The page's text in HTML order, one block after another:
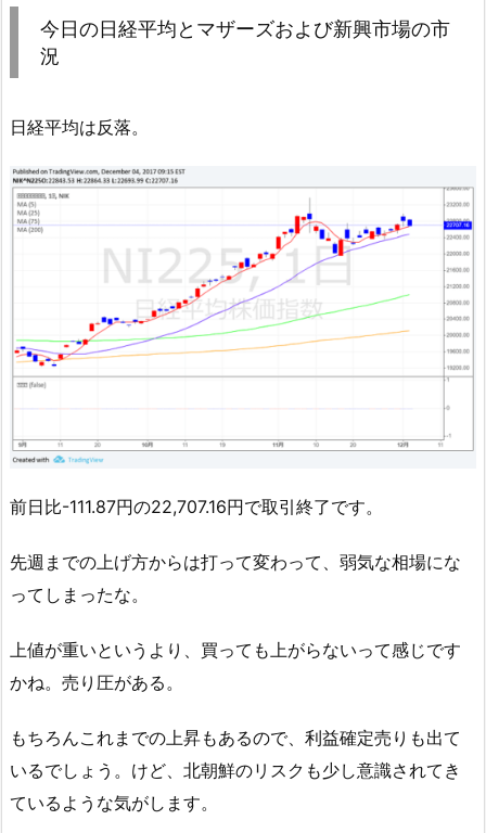
今日の日経平均とマザーズおよび新興市場の市
況
日経平均は反落。
前日比-111.87円の22,707.16円で取引終了です。
先週までの上げ方からは打って変わって、弱気な相場にな
ってしまったな。
上値が重いというより、買っても上がらないって感じです
かね。売り圧がある。
もちろんこれまでの上昇もあるので、利益確定売りも出て
いるでしょう。けど、北朝鮮のリスクも少し意識されてき
ているような気がします。